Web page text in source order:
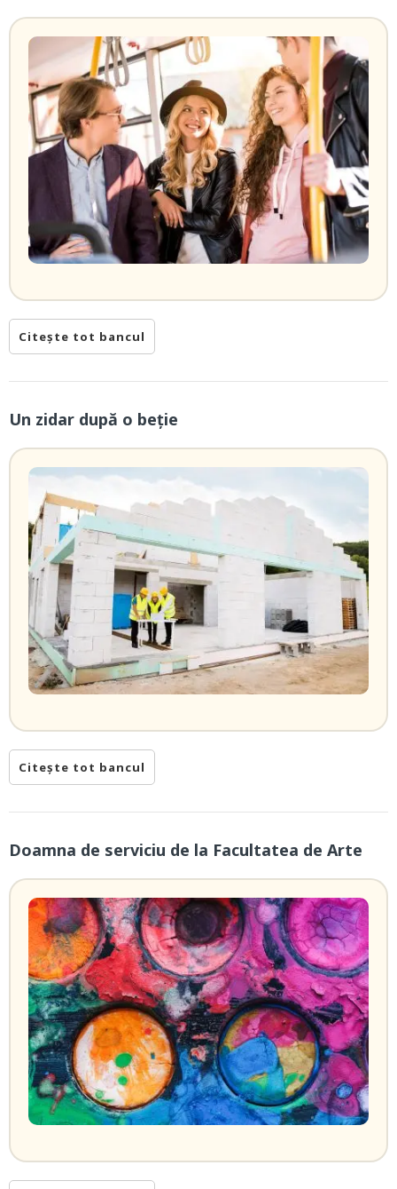
Citește tot bancul
Un zidar după o beție
Citește tot bancul
Doamna de serviciu de la Facultatea de Arte